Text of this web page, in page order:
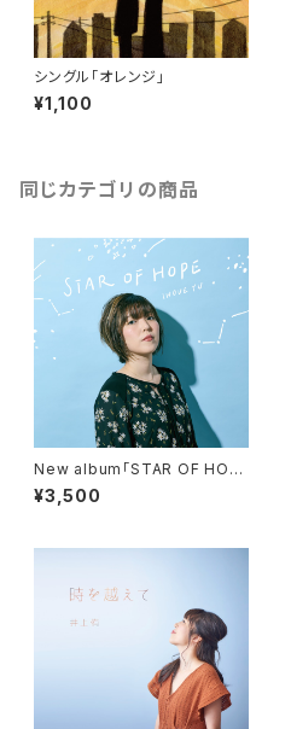
シングル「オレンジ」
¥1,100
同じカテゴリの商品
New album「STAR OF HOP
E」
¥3,500